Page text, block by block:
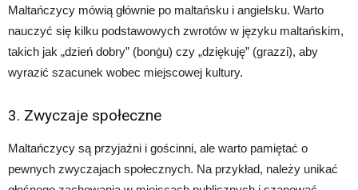
Maltańczycy mówią głównie po maltańsku i angielsku. Warto
nauczyć się kilku podstawowych zwrotów w języku maltańskim,
takich jak „dzień dobry” (bonġu) czy „dziękuję” (grazzi), aby
wyrazić szacunek wobec miejscowej kultury.
3. Zwyczaje społeczne
Maltańczycy są przyjaźni i gościnni, ale warto pamiętać o
pewnych zwyczajach społecznych. Na przykład, należy unikać